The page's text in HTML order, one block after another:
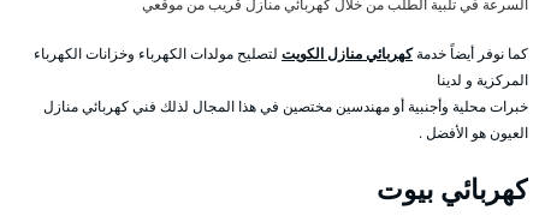
كما نوفر أيضاً خدمةكهربائي منازل الكويت لتصليح مولدات الكهرباء وخزانات الكهرباء
المركزية و لدينا
خبرات محلية وأجنبية أو مهندسين مختصين في هذا المجال لذلك فني كهربائي منازل
العيون هو الأفضل .
كهربائي بيوت